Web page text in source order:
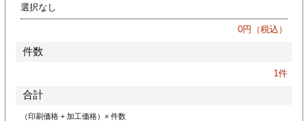
選択なし
0円（税込）
件数
1件
合計
（印刷価格 + 加工価格）× 件数